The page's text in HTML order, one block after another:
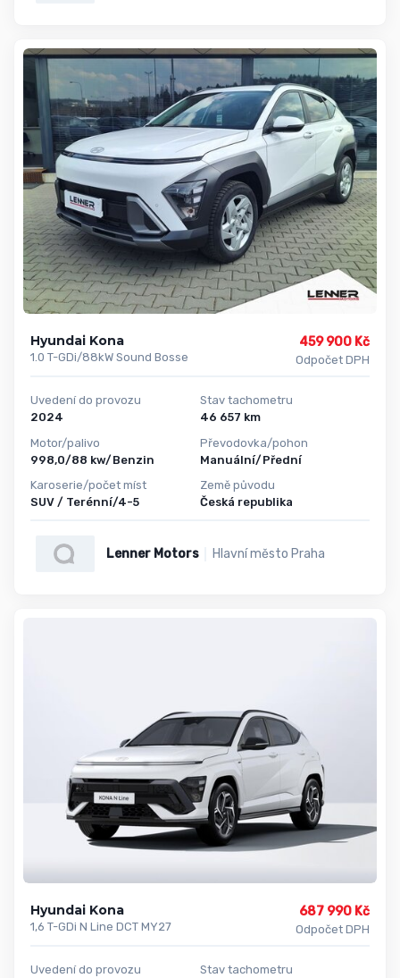
Hyundai Kona
1.0 T-GDi/88kW Sound Bosse
459 900 Kč
Odpočet DPH
Uvedení do provozu
2024
Motor/palivo
998,0/88 kw/Benzin
Karoserie/počet míst
SUV / Terénní/4-5
Stav tachometru
46 657 km
Převodovka/pohon
Manuální/Přední
Země původu
Česká republika
Lenner Motors Hlavní město Praha
Hyundai Kona
1,6 T-GDi N Line DCT MY27
687 990 Kč
Odpočet DPH
Uvedení do provozu Stav tachometru